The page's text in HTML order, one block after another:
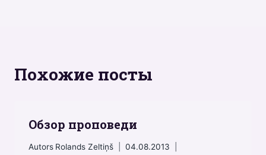
Похожие посты
Обзор проповеди
Autors Rolands Zeltiņš
04.08.2013